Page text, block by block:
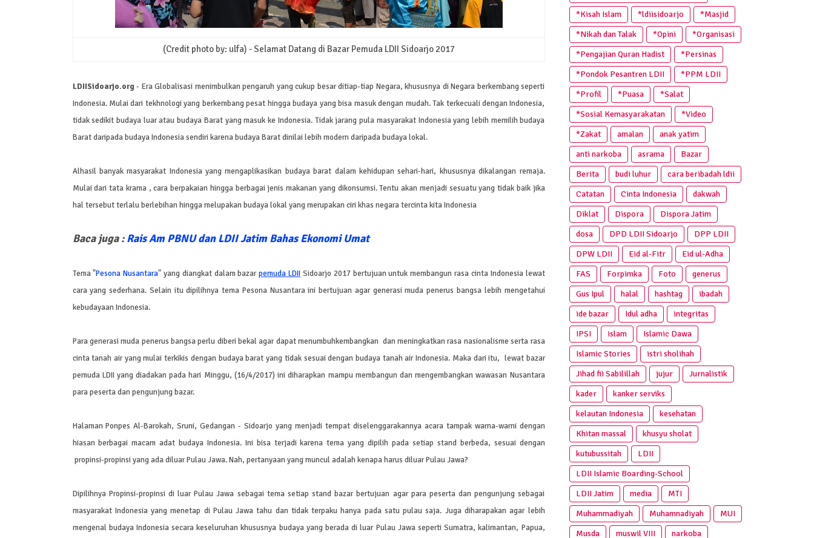
(Credit photo by: ulfa) - Selamat Datang di Bazar Pemuda LDII Sidoarjo 2017
LDIISidoarjo.org- Era Globalisasi menimbulkan pengaruh yang cukup besar ditiap-tiap Negara, khususnya di Negara berkembang seperti
Indonesia. Mulai dari tekhnologi yang berkembang pesat hingga budaya yang bisa masuk dengan mudah. Tak terkecuali dengan Indonesia,
tidak sedikit budaya luar atau budaya Barat yang masuk ke Indonesia. Tidak jarang pula masyarakat Indonesia yang lebih memilih budaya
Barat daripada budaya Indonesia sendiri karena budaya Barat dinilai lebih modern daripada budaya lokal.
Alhasil banyak masyarakat Indonesia yang mengaplikasikan budaya barat dalam kehidupan sehari-hari, khususnya dikalangan remaja.
Mulai dari tata krama , cara berpakaian hingga berbagai jenis makanan yang dikonsumsi. Tentu akan menjadi sesuatu yang tidak baik jika
hal tersebut terlalu berlebihan hingga melupakan budaya lokal yang merupakan ciri khas negara tercinta kita Indonesia
Baca juga :Rais Am PBNU dan LDII Jatim Bahas Ekonomi Umat
Tema "Pesona Nusantara" yang diangkat dalam bazarpemuda LDII Sidoarjo 2017 bertujuan untuk membangun rasa cinta Indonesia lewat
cara yang sederhana. Selain itu dipilihnya tema Pesona Nusantara ini bertujuan agar generasi muda penerus bangsa lebih mengetahui
kebudayaan Indonesia.
Para generasi muda penerus bangsa perlu diberi bekal agar dapat menumbuhkembangkan dan meningkatkan rasa nasionalisme serta rasa
cinta tanah air yang mulai terkikis dengan budaya barat yang tidak sesuai dengan budaya tanah air Indonesia. Maka dari itu, lewat bazar
pemuda LDII yang diadakan pada hari Minggu, (16/4/2017) ini diharapkan mampu membangun dan mengembangkan wawasan Nusantara
para peserta dan pengunjung bazar.
Halaman Ponpes Al-Barokah, Sruni, Gedangan - Sidoarjo yang menjadi tempat diselenggarakannya acara tampak warna-warni dengan
hiasan berbagai macam adat budaya Indonesia. Ini bisa terjadi karena tema yang dipilih pada setiap stand berbeda, sesuai dengan
propinsi-propinsi yang ada diluar Pulau Jawa. Nah, pertanyaan yang muncul adalah kenapa harus diluar Pulau Jawa?
Dipilihnya Propinsi-propinsi di luar Pulau Jawa sebagai tema setiap stand bazar bertujuan agar para peserta dan pengunjung sebagai
masyarakat Indonesia yang menetap di Pulau Jawa tahu dan tidak terpaku hanya pada satu pulau saja. Juga diharapakan agar lebih
mengenal budaya Indonesia secara keseluruhan khususnya budaya yang berada di luar Pulau Jawa seperti Sumatra, kalimantan, Papua,
*Kisah Islam
*ldiisidoarjo
*Masjid
*Nikah dan Talak
*Opini
*Organisasi
*Pengajian Quran Hadist
*Persinas
*Pondok Pesantren LDII
*PPM LDII
*Profil
*Puasa
*Salat
*Sosial Kemasyarakatan
*Video
*Zakat
amalan
anak yatim
anti narkoba
asrama
Bazar
Berita
budi luhur
cara beribadah ldii
Catatan
Cinta Indonesia
dakwah
Diklat
Dispora
Dispora Jatim
dosa
DPD LDII Sidoarjo
DPP LDII
DPW LDII
Eid al-Fitr
Eid ul-Adha
FAS
Forpimka Foto
generus
Gus Ipul
halal hashtag
ibadah
ide bazar
Idul adha
integritas
IPSI
islam
Islamic Dawa
Islamic Stories
istri sholihah
Jihad fii Sabilillah
jujur
Jurnalistik
kader
kanker serviks
kelautan Indonesia
kesehatan
Khitan massal
khusyu sholat
kutubussitah
LDII
LDII Islamic Boarding-School
LDII Jatim
media
MTI
Muhammadiyah
Muhamnadiyah
MUI
Musda
muswil VIII
narkoba